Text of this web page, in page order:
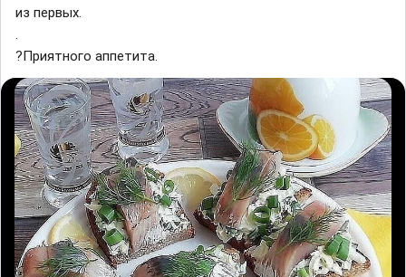
из первых.
.
?Приятного аппетита.